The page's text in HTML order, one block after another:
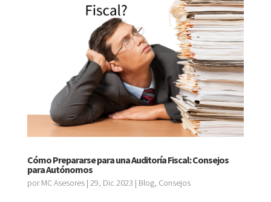
Cómo Prepararse para una Auditoría Fiscal: Consejos
para Autónomos
porMC Asesores| 29, Dic 2023 | Blog, Consejos